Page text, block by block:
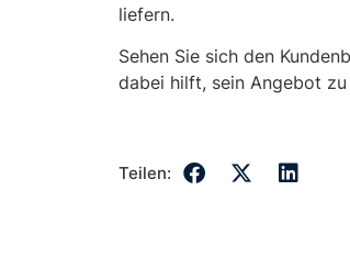
liefern.
Sehen Sie sich den
dabei hilft, sein Angebot
Teilen: